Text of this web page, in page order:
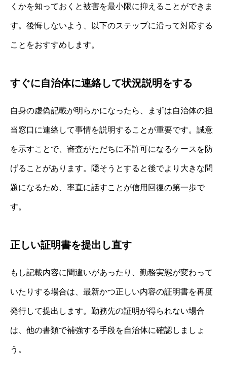
くかを知っておくと被害を最小限に抑えることができま
す。後悔しないよう、以下のステップに沿って対応する
ことをおすすめします。
すぐに自治体に連絡して状況説明をする
自身の虚偽記載が明らかになったら、まずは自治体の担
当窓口に連絡して事情を説明することが重要です。誠意
を示すことで、審査がただちに不許可になるケースを防
げることがあります。隠そうとすると後でより大きな問
題になるため、率直に話すことが信用回復の第一歩で
す。
正しい証明書を提出し直す
もし記載内容に間違いがあったり、勤務実態が変わって
いたりする場合は、最新かつ正しい内容の証明書を再度
発行して提出します。勤務先の証明が得られない場合
は、他の書類で補強する手段を自治体に確認しましょ
う。